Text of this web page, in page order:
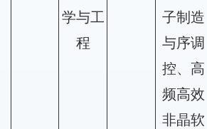
学与工
程
子制造
与序调
控、高
频高效
非晶软